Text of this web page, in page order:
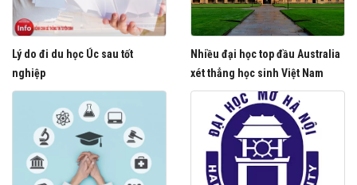
Lý do đi du học Úc sau tốt
nghiệp
Nhiều đại học top đầu Australia
xét thẳng học sinh Việt Nam